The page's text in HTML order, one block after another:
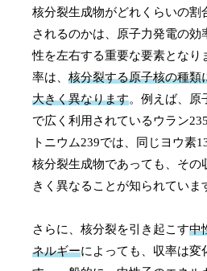
核分裂生成物がどれくらいの割
されるのかは、原子力発電の効
性を左右する重要な要素となり
率は、核分裂する原子核の種類
大きく異なります。例えば、原
で広く利用されているウラン
トニウム239では、同じヨウ素
核分裂生成物であっても、その
きく異なることが知られていま
さらに、核分裂を引き起こす中
ネルギーによっても、収率は変